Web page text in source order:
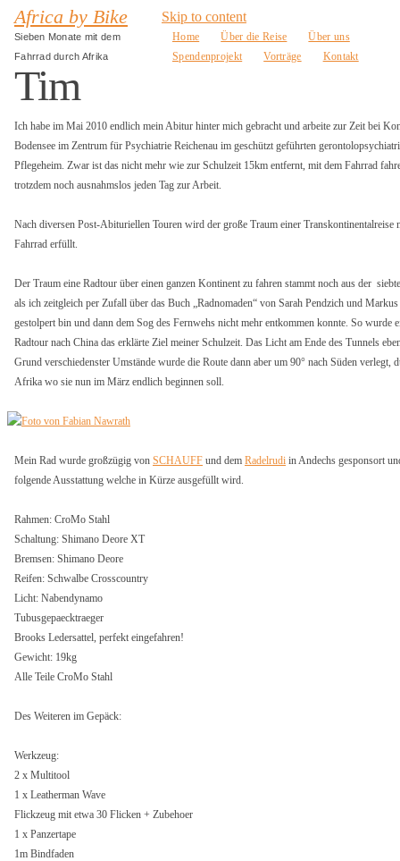
Africa by Bike
Sieben Monate mit dem
Fahrrad durch Afrika
Skip to content
Home Über die Reise
Über uns
Spendenprojekt
Vorträge Kontakt
Tim
Ich habe im Mai 2010 endlich mein Abitur hinter mich gebracht und arbeite zur Zeit bei
Bodensee im Zentrum für Psychiatrie Reichenau im geschützt geführten
Pflegeheim. Zwar ist das nicht mehr wie zur Schulzeit 15km entfernt, mit dem Fahrrad
trotzdem noch ausnahmslos jeden Tag zur Arbeit.
Nach diversen Post-Abituriellen Touren wird der große Traum einer Transkontinentalreise
Fahrrad erfüllt.
Der Traum eine Radtour über einen ganzen Kontinent zu fahren stammt noch aus der
als ich zeitgleich per Zufall über das Buch „Radnomaden“ von Sarah Pendzich und
gestolpert bin und dann dem Sog des Fernwehs nicht mehr entkommen konnte. So wurde
Radtour nach China das erklärte Ziel meiner Schulzeit. Das Licht am Ende des Tunnels
Grund verschiedenster Umstände wurde die Route dann aber um 90° nach Süden verlegt,
Afrika wo sie nun im März endlich beginnen soll.
Mein Rad wurde großzügig von SCHAUFF und dem Radelrudi in Andechs gesponsort
folgende Ausstattung welche in Kürze ausgefüllt wird.
Rahmen: CroMo Stahl
Schaltung: Shimano Deore XT
Bremsen: Shimano Deore
Reifen: Schwalbe Crosscountry
Licht: Nabendynamo
Tubusgepaecktraeger
Brooks Ledersattel, perfekt eingefahren!
Gewicht: 19kg
Alle Teile CroMo Stahl
Des Weiteren im Gepäck:
Werkzeug:
2 x Multitool
1 x Leatherman Wave
Flickzeug mit etwa 30 Flicken + Zubehoer
1 x Panzertape
1m Bindfaden